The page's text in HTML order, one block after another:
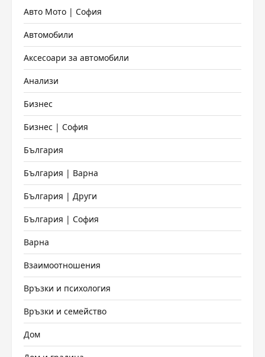
Авто Мото | София
Автомобили
Аксесоари за автомобили
Анализи
Бизнес
Бизнес | София
България
България | Варна
България | Други
България | София
Варна
Взаимоотношения
Връзки и психология
Връзки и семейство
Дом